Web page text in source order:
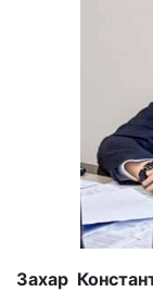
Захар